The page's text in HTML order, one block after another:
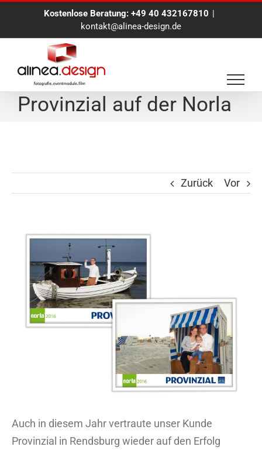
Kostenlose Beratung: +49 40 432167810 |
kontakt@alinea-design.de
alinea.BlueBox für die
Provinzial auf der Norla
Zurück Vor
Zeige
Auch in diesem Jahr vertraute unser Kunde
Provinzial in Rendsburg wieder auf den Erfolg